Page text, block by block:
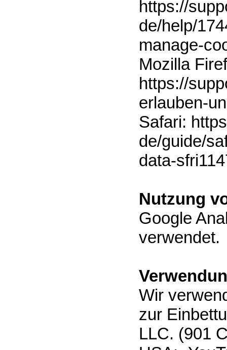
https://
de/help/
manage-
Mozilla
https://
erlauben-
Safari:
de/guide/
data-
Nutzung
Google
verwendet.
Wir
zur
LLC. (901